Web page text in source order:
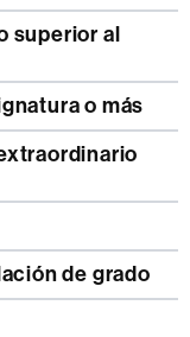
o más
de grado